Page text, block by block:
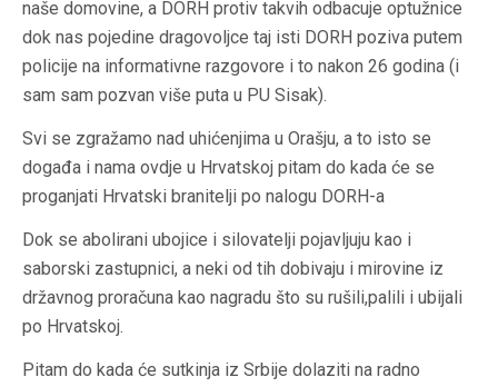
naše domovine, a DORH protiv takvih odbacuje optužnice
dok nas pojedine dragovoljce taj isti DORH poziva putem
policije na informativne razgovore i to nakon 26 godina (i
sam sam pozvan više puta u PU Sisak).
Svi se zgražamo nad uhićenjima u Orašju, a to isto se
događa i nama ovdje u Hrvatskoj pitam do kada će se
proganjati Hrvatski branitelji po nalogu DORH-a
Dok se abolirani ubojice i silovatelji pojavljuju kao i
saborski zastupnici, a neki od tih dobivaju i mirovine iz
državnog proračuna kao nagradu što su rušili,palili i ubijali
po Hrvatskoj.
Pitam do kada će sutkinja iz Srbije dolaziti na radno